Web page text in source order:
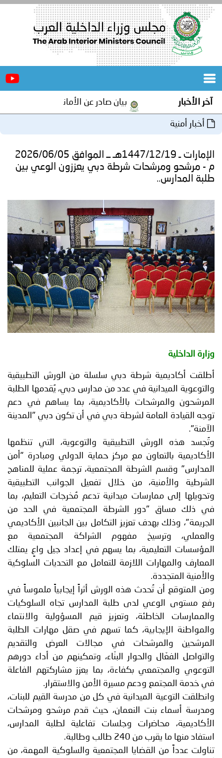
الرئيسية
المكاتب
المجلس
مؤتمرات
و
جهود
إنجازات
توعوية
الخدمات
الإلكترونية
صور
وفيديو
مجلة
أصداء
الأمانة
إعلانات
من
آخر الأخبار بيان صادر عن الأمانة العامة لمجلس
أخبار أمنية
الإمارات ـ 1447/12/19هـ ــ الموافق 2026/06/05
م - مرشحو ومرشحات شرطة دبي يعززون الوعي بين
طلبة المدارس..
وزارة الداخلية
أطلقت أكاديمية شرطة دبي سلسلة من الورش التطبيقية
والتوعوية الميدانية في عدد من مدارس دبي، يُقدمها الطلبة
المرشحون والمرشحات بالأكاديمية، بما يساهم في دعم
توجه القيادة العامة لشرطة دبي في أن تكون دبي "المدينة
الآمنة".
وتُجسد هذه الورش التطبيقية والتوعوية، التي تنظمها
الأكاديمية بالتعاون مع مركز حماية الدولي ومبادرة "أمن
المدارس" وقسم الشرطة المجتمعية، ترجمة عملية للمناهج
الشرطية والأمنية، من خلال تفعيل الجوانب التطبيقية
وتحويلها إلى ممارسات ميدانية تدعم مُخرجات التعليم، بما
في ذلك مساق "دور الشرطة المجتمعية في الحد من
الجريمة"، وذلك بهدف تعزيز التكامل بين الجانبين الأكاديمي
والعملي، وترسيخ مفهوم الشراكة المجتمعية مع
المؤسسات التعليمية، بما يسهم في إعداد جيل واعٍ يمتلك
المعارف والمهارات اللازمة للتعامل مع التحديات السلوكية
والأمنية المتجددة.
ومن المتوقع أن تُحدث هذه الورش أثراً إيجابياً ملموساً في
رفع مستوى الوعي لدى طلبة المدارس تجاه السلوكيات
والممارسات الخاطئة، وتعزيز قيم المسؤولية والانتماء
والمواطنة الإيجابية، كما تسهم في صقل مهارات الطلبة
المرشحين والمرشحات في مجالات العرض والتقديم
والتواصل الفعّال والحوار البنّاء، وتمكينهم من أداء دورهم
التوعوي والمجتمعي بكفاءة، بما يعزز مشاركتهم الفاعلة
في خدمة المجتمع ودعم مسيرة الأمن والاستقرار.
وانطلقت التوعية الميدانية في كل من مدرسة القيم للبنات،
ومدرسة أسماء بنت النعمان، حيث قدم مرشحو ومرشحات
الأكاديمية، محاضرات وجلسات تفاعلية لطلبة المدارس،
استفاد منها ما يقرب من 240 طالب وطالبة.
تناولت عدداً من القضايا المجتمعية والسلوكية المهمة، من